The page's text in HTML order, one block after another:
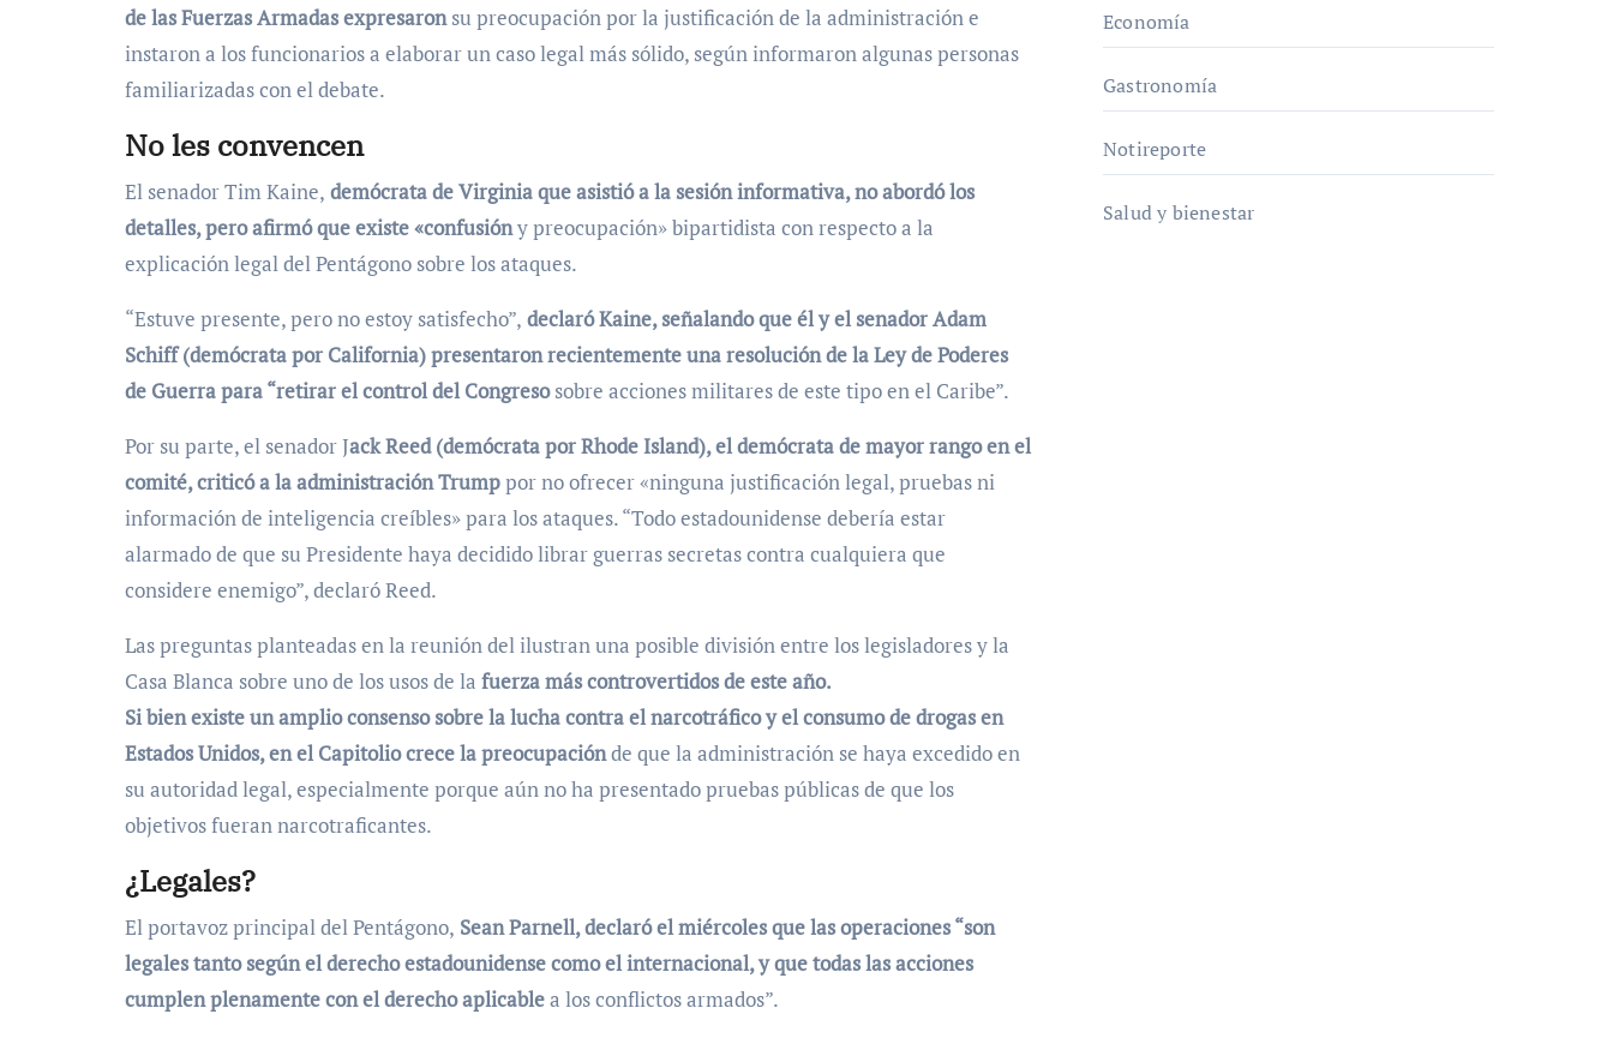
de las Fuerzas Armadas expresaronsu preocupación por la justificación de la administración e
instaron a los funcionarios a elaborar un caso legal más sólido, según informaron algunas personas
familiarizadas con el debate.
No les convencen
El senador Tim Kaine, demócrata de Virginia que asistió a la sesión informativa, no abordó los
detalles, pero afirmó que existe «confusióny preocupación» bipartidista con respecto a la
explicación legal del Pentágono sobre los ataques.
“Estuve presente, pero no estoy satisfecho”, declaró Kaine, señalando que él y el senador Adam
Schiff (demócrata por California) presentaron recientemente una resolución de la Ley de Poderes
de Guerra para “retirar el control del Congresosobre acciones militares de este tipo en el Caribe”.
Por su parte, el senador Jack Reed (demócrata por Rhode Island), el demócrata de mayor rango en el
comité, criticó a la administración Trumppor no ofrecer «ninguna justificación legal, pruebas ni
información de inteligencia creíbles» para los ataques. “Todo estadounidense debería estar
alarmado de que su Presidente haya decidido librar guerras secretas contra cualquiera que
considere enemigo”, declaró Reed.
Las preguntas planteadas en la reunión del ilustran una posible división entre los legisladores y la
Casa Blanca sobre uno de los usos de la fuerza más controvertidos de este año.
Si bien existe un amplio consenso sobre la lucha contra el narcotráfico y el consumo de drogas en
Estados Unidos, en el Capitolio crece la preocupaciónde que la administración se haya excedido en
su autoridad legal, especialmente porque aún no ha presentado pruebas públicas de que los
objetivos fueran narcotraficantes.
¿Legales?
El portavoz principal del Pentágono, Sean Parnell, declaró el miércoles que las operaciones “son
legales tanto según el derecho estadounidense como el internacional, y que todas las acciones
cumplen plenamente con el derecho aplicablea los conflictos armados”.
Economía
Gastronomía
Notireporte
Salud y bienestar